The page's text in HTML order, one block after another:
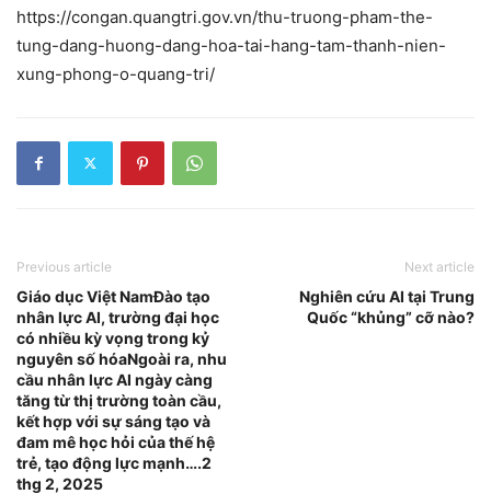
https://congan.quangtri.gov.vn/thu-truong-pham-the-
tung-dang-huong-dang-hoa-tai-hang-tam-thanh-nien-
xung-phong-o-quang-tri/
Previous article
Giáo dục Việt NamĐào tạo
nhân lực AI, trường đại học
có nhiều kỳ vọng trong kỷ
nguyên số hóaNgoài ra, nhu
cầu nhân lực AI ngày càng
tăng từ thị trường toàn cầu,
kết hợp với sự sáng tạo và
đam mê học hỏi của thế hệ
trẻ, tạo động lực mạnh….2
thg 2, 2025
Next article
Nghiên cứu AI tại Trung
Quốc “khủng” cỡ nào?